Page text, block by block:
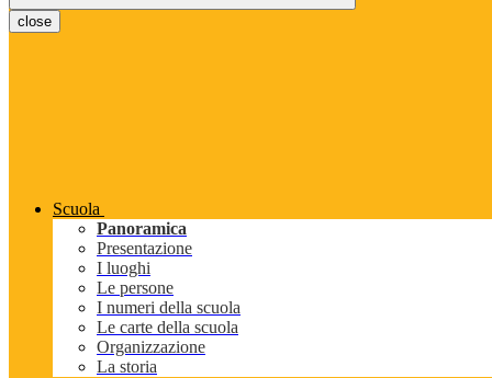
close
Scuola
Panoramica
Presentazione
I luoghi
Le persone
I numeri della scuola
Le carte della scuola
Organizzazione
La storia